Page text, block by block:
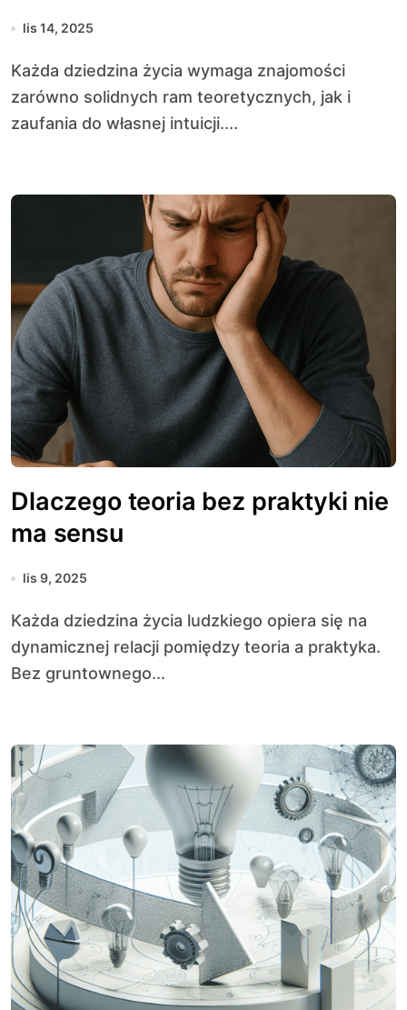
lis 14, 2025
Każda dziedzina życia wymaga znajomości
zarówno solidnych ram teoretycznych, jak i
zaufania do własnej intuicji....
Dlaczego teoria bez praktyki nie
ma sensu
lis 9, 2025
Każda dziedzina życia ludzkiego opiera się na
dynamicznej relacji pomiędzy teoria a praktyka.
Bez gruntownego...